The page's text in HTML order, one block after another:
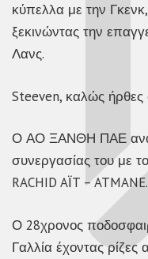
κύπελλα με την
ξεκινώντας την
Λανς.
Steeven, καλώς
Ο ΑΟ ΞΑΝΘΗ ΠΑΕ
συνεργασίας του με
RACHID AΪT – ATMANE.
Ο 28χρονος
Γαλλία έχοντας